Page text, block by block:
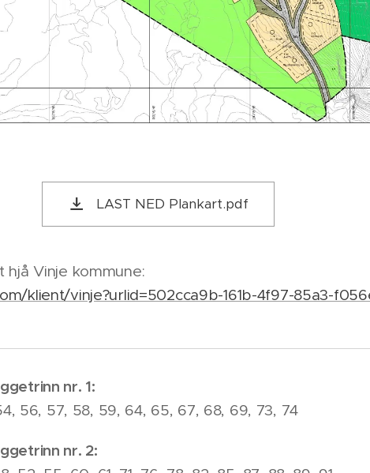
LAST NED Plankart.pdf
hjå Vinje kommune:
klient/vinje?urlid=502cca9b-161b-4f97-85a3-
nr. 1:
56, 57, 58, 59, 64, 65, 67, 68, 69, 73, 74
nr. 2: